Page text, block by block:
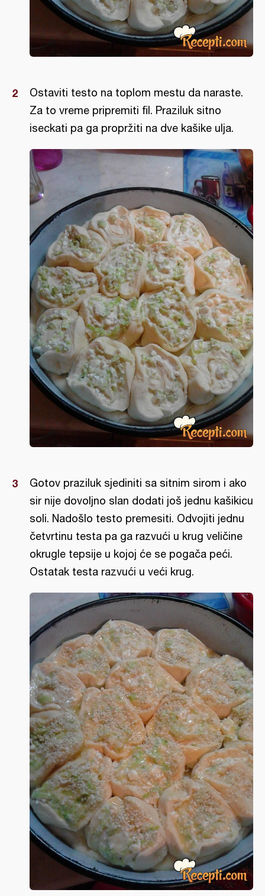
Ostaviti testo na toplom mestu da naraste.
Za to vreme pripremiti fil. Praziluk sitno
iseckati pa ga propržiti na dve kašike ulja.
Gotov praziluk sjediniti sa sitnim sirom i ako
sir nije dovoljno slan dodati još jednu kašikicu
soli. Nadošlo testo premesiti. Odvojiti jednu
četvrtinu testa pa ga razvući u krug veličine
okrugle tepsije u kojoj će se pogača peći.
Ostatak testa razvući u veći krug.